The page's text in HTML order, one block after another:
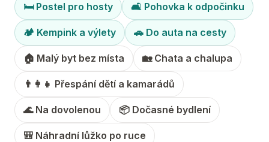
🛏 Postel pro hosty 🛋 Pohovka k odpočinku
🏕 Kempink a výlety 🚗 Do auta na cesty
🏠 Malý byt bez místa 🏡 Chata a chalupa
👨‍👩‍👧 Přespání dětí a kamarádů
🌊 Na dovolenou 📦 Dočasné bydlení
🎒 Náhradní lůžko po ruce